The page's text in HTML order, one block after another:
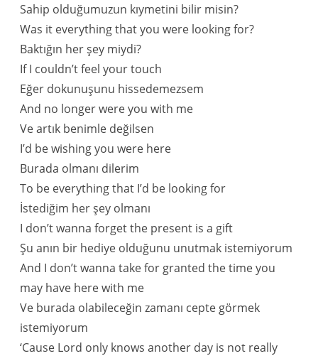
Sahip olduğumuzun kıymetini bilir misin?
Was it everything that you were looking for?
Baktığın her şey miydi?
If I couldn’t feel your touch
Eğer dokunuşunu hissedemezsem
And no longer were you with me
Ve artık benimle değilsen
I’d be wishing you were here
Burada olmanı dilerim
To be everything that I’d be looking for
İstediğim her şey olmanı
I don’t wanna forget the present is a gift
Şu anın bir hediye olduğunu unutmak istemiyorum
And I don’t wanna take for granted the time you
may have here with me
Ve burada olabileceğin zamanı cepte görmek
istemiyorum
‘Cause Lord only knows another day is not really